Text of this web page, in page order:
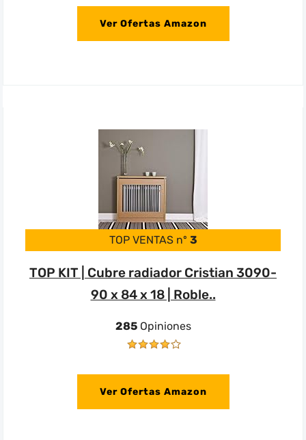
Ver Ofertas Amazon
TOP VENTAS nº 3
TOP KIT | Cubre radiador Cristian 3090-
90 x 84 x 18 | Roble..
285Opiniones
Ver Ofertas Amazon